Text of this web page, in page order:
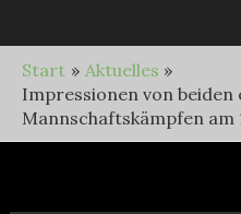
Start
Aktuelles
Impressionen von
Mannschaftskämpfen am